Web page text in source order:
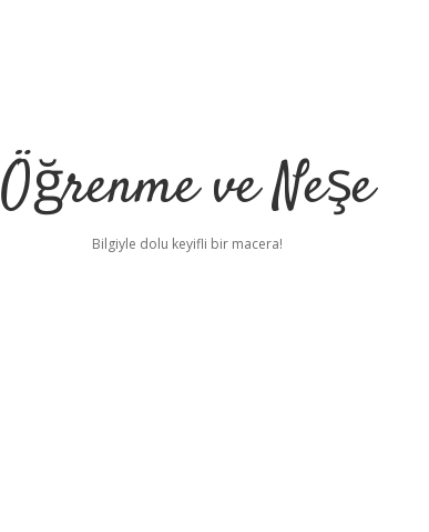
Öğrenme ve Neşe
Bilgiyle dolu keyifli bir macera!